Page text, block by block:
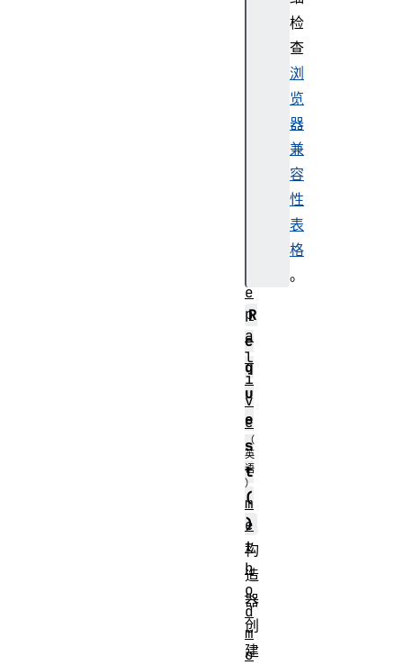
检
查
浏
览
器
兼
容
性
表
格
。
R
e
q
u
e
s
t
(
)
构
造
器
创
建
e
p
a
l
i
v
e
m
e
t
h
o
d
m
o